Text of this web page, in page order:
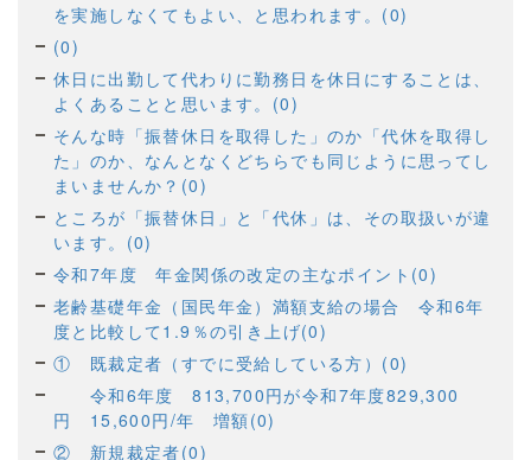
を実施しなくてもよい、と思われます。(0)
(0)
休日に出勤して代わりに勤務日を休日にすることは、
よくあることと思います。(0)
そんな時「振替休日を取得した」のか「代休を取得し
た」のか、なんとなくどちらでも同じように思ってし
まいませんか？(0)
ところが「振替休日」と「代休」は、その取扱いが違
います。(0)
令和7年度 年金関係の改定の主なポイント(0)
老齢基礎年金（国民年金）満額支給の場合 令和6年
度と比較して1.9％の引き上げ(0)
① 既裁定者（すでに受給している方）(0)
令和6年度 813,700円が令和7年度829,300
円 15,600円/年 増額(0)
② 新規裁定者(0)